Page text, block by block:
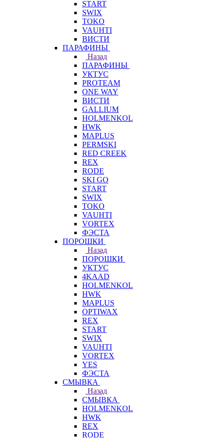
START
SWIX
TOKO
VAUHTI
ВИСТИ
ПАРАФИНЫ
Назад
ПАРАФИНЫ
УКТУС
PROTEAM
ONE WAY
ВИСТИ
GALLIUM
HOLMENKOL
HWK
MAPLUS
PERMSKI
RED CREEK
REX
RODE
SKI GO
START
SWIX
TOKO
VAUHTI
VORTEX
ФЭСТА
ПОРОШКИ
Назад
ПОРОШКИ
УКТУС
4KAAD
HOLMENKOL
HWK
MAPLUS
OPTIWAX
REX
START
SWIX
VAUHTI
VORTEX
YES
ФЭСТА
СМЫВКА
Назад
СМЫВКА
HOLMENKOL
HWK
REX
RODE